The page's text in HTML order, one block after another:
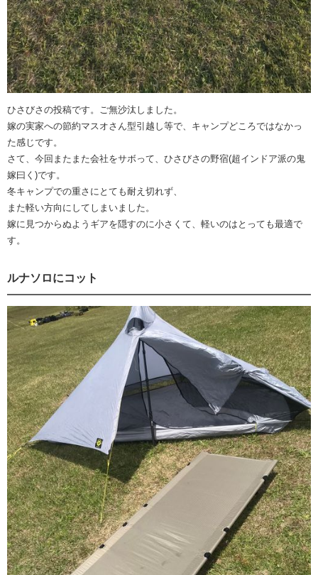
ひさびさの投稿です。ご無沙汰しました。
嫁の実家への節約マスオさん型引越し等で、キャンプどころではなかっ
た感じです。
さて、今回またまた会社をサボって、ひさびさの野宿(超インドア派の鬼
嫁曰く)です。
冬キャンプでの重さにとても耐え切れず、
また軽い方向にしてしまいました。
嫁に見つからぬようギアを隠すのに小さくて、軽いのはとっても最適で
す。
ルナソロにコット